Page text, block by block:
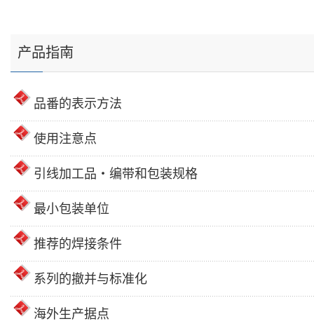
产品指南
品番的表示方法
使用注意点
引线加工品・编带和包装规格
最小包装单位
推荐的焊接条件
系列的撤并与标准化
海外生产据点